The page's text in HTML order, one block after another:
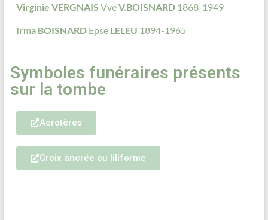
Virginie VERGNAIS VveV.BOISNARD1868-1949
Irma BOISNARDEpse LELEU 1894-1965
Symboles funéraires présents
sur la tombe
Acrotères
Croix ancrée ou liliforme